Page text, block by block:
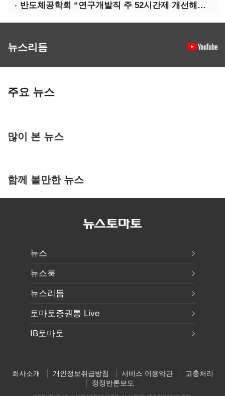
반도체공학회 “연구개발직 주 52시간제 개선해야”
뉴스리듬
주요 뉴스
많이 본 뉴스
함께 볼만한 뉴스
뉴스
뉴스북
뉴스리듬
토마토증권통 Live
IB토마토
회사소개 개인정보취급방침 서비스 이용약관
고충처리
정정반론보도